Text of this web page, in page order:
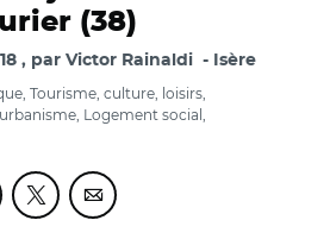
(38)
par Victor Rainaldi Isère
Tourisme, culture, loisirs,
Logement social,
page sur Facebook
cette page sur Linkedin
Partager cette page sur Twitter
Partager cette page sur